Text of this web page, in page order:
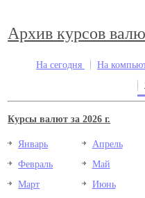
Архив курсов
На сегодня На
Курсы валют за 2026 г.
Январь
Февраль
Март
Апрель
Май
Июнь